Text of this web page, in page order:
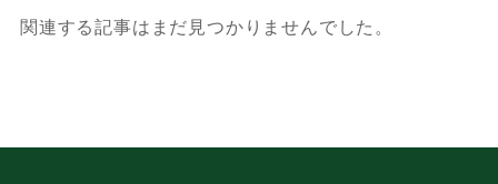
関連する記事はまだ見つかりませんでした。